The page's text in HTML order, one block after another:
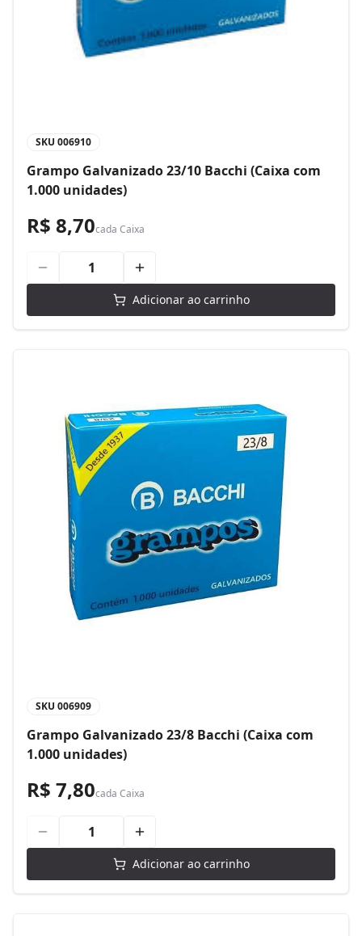
SKU 006910
Grampo Galvanizado 23/10 Bacchi (Caixa com
1.000 unidades)
R$ 8,70cada Caixa
Adicionar ao carrinho
SKU 006909
Grampo Galvanizado 23/8 Bacchi (Caixa com
1.000 unidades)
R$ 7,80cada Caixa
Adicionar ao carrinho